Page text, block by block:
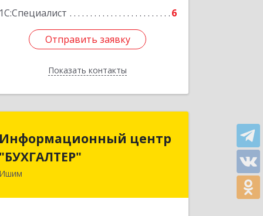
6
Отправить заявку
Показать контакты
Отправить заявку
Назад
центр
Информационный центр
"БУХГАЛТЕР"